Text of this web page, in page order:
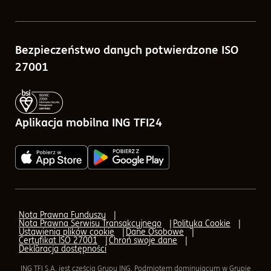
Tabele opłat
Zlecenia w ramach ING TFI24
Porównywarka funduszy
Kalkulatory
Pytania i odpowiedzi
AML (Przeciwdziałanie praniu pieniędzy)
AML - formularz elektroniczny
Aplikacja mobilna ING TFI24
Bezpieczeństwo danych potwierdzone ISO
27001
Aplikacja mobilna ING TFI24
Nota Prawna Funduszy
Nota Prawna Serwisu Transakcyjnego Polityka Cookie
Ustawienia plików cookie Dane Osobowe
Certyfikat ISO 27001 Chroń swoje dane
Deklaracja dostępności
ING TFI S.A. jest częścią Grupy ING. Podmiotem dominującym w Grupie